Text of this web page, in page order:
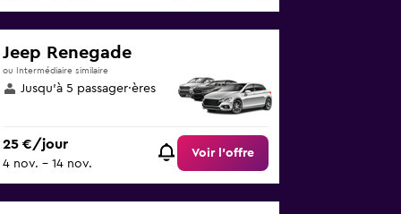
Jeep Renegade
ou Intermédiaire similaire
Jusqu’à 5 passager·ères
25 €/jour
4 nov. - 14 nov.
Voir l’offre